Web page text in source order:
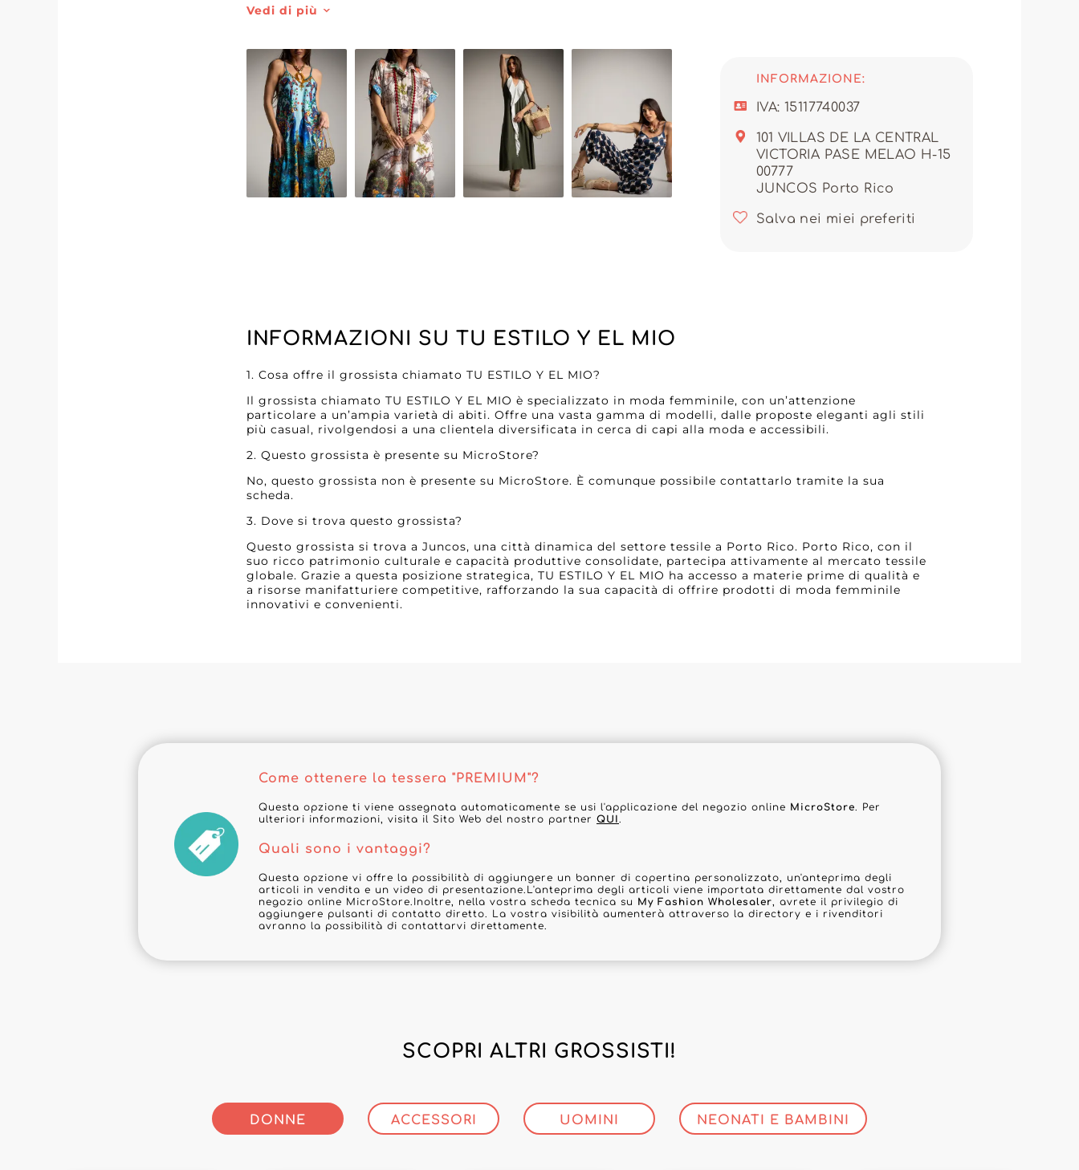
La comunicazione diretta con il team di TU ESTILO Y EL MIO garantisce ascolto attento e reattività
La selezione di abiti proposta da TU ESTILO Y EL MIO è un vero concentrato di tendenze e diversità,
permettendo a ogni rivenditore di comporre un'offerta varia e attraente per le proprie clienti. La cura
dedicata alla produzione, così come la scelta dei materiali e delle finiture, assicura la piena soddisfazione
delle vostre clienti, rafforzando così la loro fedeltà e l'immagine della vostra azienda.
Scegliendo TU ESTILO Y EL MIO come partner all'ingrosso, beneficiate anche di vantaggi competitivi per
la vostra attività. La loro affidabilità nell'approvvigionamento e l'impegno a rispettare i tempi di consegna
vi offrono la tranquillità essenziale per concentrarvi sullo sviluppo della vostra clientela.
Siate certi che TU ESTILO Y EL MIO è un partner di fiducia su cui potete contare per offrire prodotti di
qualità alle vostre clienti massimizzando al contempo i margini. Optate per l'eccellenza e fate di TU
ESTILO Y EL MIO il pilastro del vostro successo commerciale nella vendita di abiti da donna.
Vedi di più
INFORMAZIONE:
IVA: 15117740037
101 VILLAS DE LA CENTRAL
VICTORIA PASE MELAO H-15
00777
JUNCOS Porto Rico
Salva nei miei preferiti
INFORMAZIONI SU TU ESTILO Y EL MIO
1. Cosa offre il grossista chiamato TU ESTILO Y EL MIO?
Il grossista chiamato TU ESTILO Y EL MIO è specializzato in moda femminile, con un’attenzione
particolare a un’ampia varietà di abiti. Offre una vasta gamma di modelli, dalle proposte eleganti agli stili
più casual, rivolgendosi a una clientela diversificata in cerca di capi alla moda e accessibili.
2. Questo grossista è presente su MicroStore?
No, questo grossista non è presente su MicroStore. È comunque possibile contattarlo tramite la sua
scheda.
3. Dove si trova questo grossista?
Questo grossista si trova a Juncos, una città dinamica del settore tessile a Porto Rico. Porto Rico, con il
suo ricco patrimonio culturale e capacità produttive consolidate, partecipa attivamente al mercato tessile
globale. Grazie a questa posizione strategica, TU ESTILO Y EL MIO ha accesso a materie prime di qualità e
a risorse manifatturiere competitive, rafforzando la sua capacità di offrire prodotti di moda femminile
innovativi e convenienti.
Come ottenere la tessera "PREMIUM"?
Questa opzione ti viene assegnata automaticamente se usi l'applicazione del negozio online MicroStore. Per
ulteriori informazioni, visita il Sito Web del nostro partner QUI.
Quali sono i vantaggi?
Questa opzione vi offre la possibilità di aggiungere un banner di copertina personalizzato, un'anteprima degli
articoli in vendita e un video di presentazione.L'anteprima degli articoli viene importata direttamente dal vostro
negozio online MicroStore.Inoltre, nella vostra scheda tecnica su My Fashion Wholesaler, avrete il privilegio di
aggiungere pulsanti di contatto diretto. La vostra visibilità aumenterà attraverso la directory e i rivenditori
avranno la possibilità di contattarvi direttamente.
SCOPRI ALTRI GROSSISTI!
DONNE ACCESSORI UOMINI NEONATI E BAMBINI